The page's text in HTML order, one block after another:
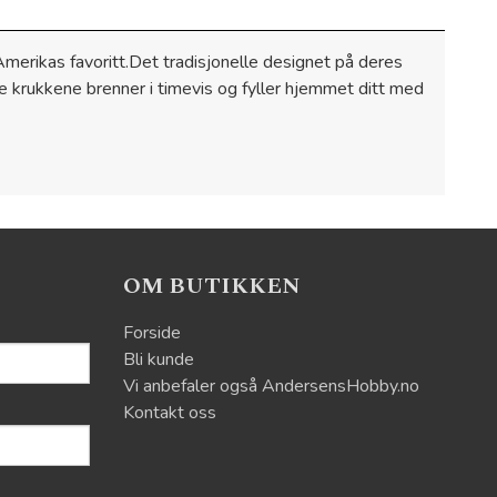
favoritt.Det tradisjonelle designet på deres
brenner i timevis og fyller hjemmet ditt med
OM BUTIKKEN
Forside
Bli kunde
Vi anbefaler også AndersensHobby.no
Kontakt oss